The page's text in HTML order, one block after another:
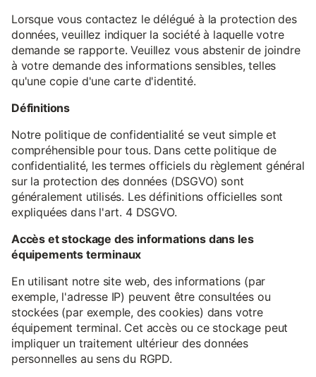
Lorsque vous contactez le délégué à la protection des
données, veuillez indiquer la société à laquelle votre
demande se rapporte. Veuillez vous abstenir de joindre
à votre demande des informations sensibles, telles
qu'une copie d'une carte d'identité.
Définitions
Notre politique de confidentialité se veut simple et
compréhensible pour tous. Dans cette politique de
confidentialité, les termes officiels du règlement général
sur la protection des données (DSGVO) sont
généralement utilisés. Les définitions officielles sont
expliquées dans l'art. 4 DSGVO.
Accès et stockage des informations dans les
équipements terminaux
En utilisant notre site web, des informations (par
exemple, l'adresse IP) peuvent être consultées ou
stockées (par exemple, des cookies) dans votre
équipement terminal. Cet accès ou ce stockage peut
impliquer un traitement ultérieur des données
personnelles au sens du RGPD.